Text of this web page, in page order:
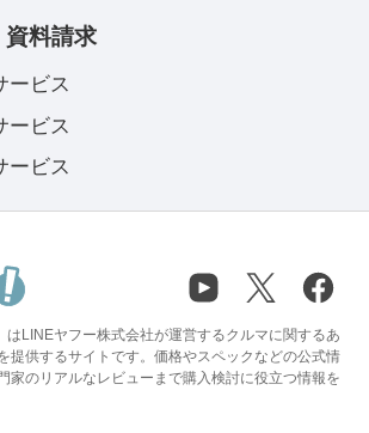
料請求
ービス
ービス
ービス
はLINEヤフー株式会社が運営するクルマに関するあ
提供するサイトです。価格やスペックなどの公式情
家のリアルなレビューまで購入検討に役立つ情報を